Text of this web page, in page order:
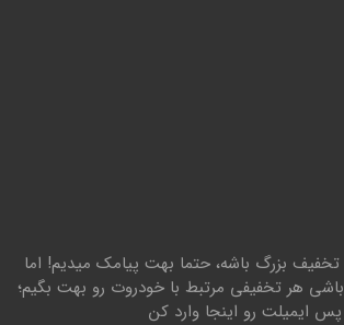
بزرگ باشه، حتما بهت پیامک میدیم! اما
هر تخفیفی مرتبط با خودروت رو بهت بگیم؛
پس ایمیلت رو اینجا وارد کن